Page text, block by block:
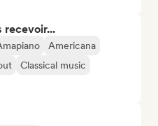
recevoir...
Americana
Classical music